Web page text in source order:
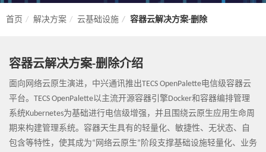
首页 解决方案 云基础设施 容器云解决方案-删除
容器云解决方案-删除介绍
面向网络云原生演进，中兴通讯推出TECS OpenPalette电信级容器云
平台。TECS OpenPalette以主流开源容器引擎Docker和容器编排管理
系统Kubernetes为基础进行电信级增强，并且围绕云原生应用生命周
期来构建管理系统。容器天生具有的轻量化、敏捷性、无状态、自
包含等特性，使其成为“网络云原生”阶段支撑基础设施轻量化、业务